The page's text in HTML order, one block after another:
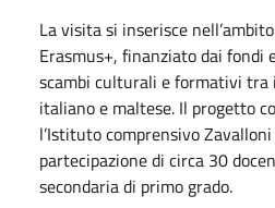
La visita si inserisce
Erasmus+, finanziato dai fondi
scambi culturali e formativi tra
italiano e maltese. Il progetto
l’Istituto comprensivo
partecipazione di circa 30
secondaria di primo grado.